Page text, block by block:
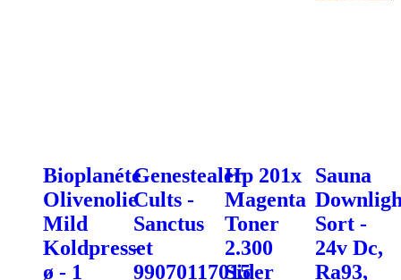
Bioplanéte
Olivenolie
Mild
Koldpresset
ø - 1
Genestealer
Cults -
Sanctus
-
99070117015
Hp 201x
Magenta
Toner
2.300
Sider
Sauna
Sort -
24v Dc,
Ra93,